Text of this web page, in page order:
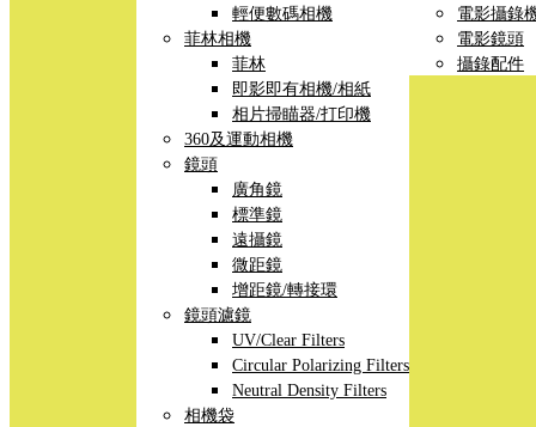
輕便數碼相機
菲林相機
菲林
即影即有相機/相紙
相片掃瞄器/打印機
360及運動相機
鏡頭
廣角鏡
標準鏡
遠攝鏡
微距鏡
增距鏡/轉接環
鏡頭濾鏡
UV/Clear Filters
Circular Polarizing Filters
Neutral Density Filters
相機袋
電影攝錄
電影鏡頭
攝錄配件